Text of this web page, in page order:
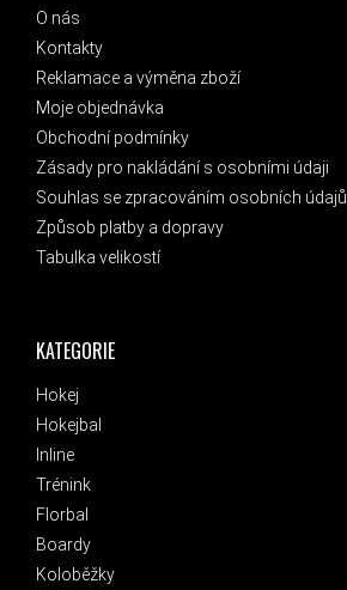
KATEGORIE
Hokej
Hokejbal
Inline
Trénink
Florbal
Boardy
Koloběžky
O nás
Kontakty
Reklamace a výměna zboží
Moje objednávka
Obchodní podmínky
Zásady pro nakládání s osobními údaji
Souhlas se zpracováním osobních údajů
Způsob platby a dopravy
Tabulka velikostí